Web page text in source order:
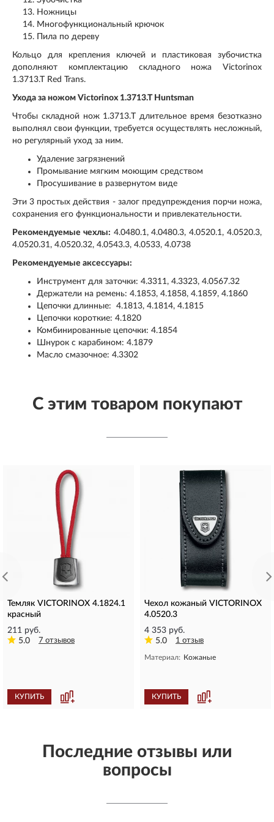
Ножницы
Многофункциональный крючок
Пила по дереву
Кольцо для крепления ключей и пластиковая зубочистка
дополняют комплектацию складного ножа Victorinox
1.3713.T Red Trans.
Ухода за ножом Victorinox 1.3713.T Huntsman
Чтобы складной нож 1.3713.T длительное время безотказно
выполнял свои функции, требуется осуществлять несложный,
но регулярный уход за ним.
Удаление загрязнений
Промывание мягким моющим средством
Просушивание в развернутом виде
Эти 3 простых действия - залог предупреждения порчи ножа,
сохранения его функциональности и привлекательности.
Рекомендуемые чехлы: 4.0480.1, 4.0480.3, 4.0520.1, 4.0520.3,
4.0520.31, 4.0520.32, 4.0543.3, 4.0533, 4.0738
Рекомендуемые аксессуары:
Инструмент для заточки: 4.3311, 4.3323, 4.0567.32
Держатели на ремень: 4.1853, 4.1858, 4.1859, 4.1860
Цепочки длинные: 4.1813, 4.1814, 4.1815
Цепочки короткие: 4.1820
Комбинированные цепочки: 4.1854
Шнурок с карабином: 4.1879
Масло смазочное: 4.3302
С этим товаром покупают
Темляк VICTORINOX 4.1824.1
красный
211 руб.
5.0
7 отзывов
КУПИТЬ
Чехол кожаный VICTORINOX
4.0520.3
4 353 руб.
5.0
1 отзыв
Материал: Кожаные
КУПИТЬ
Последние отзывы или
вопросы